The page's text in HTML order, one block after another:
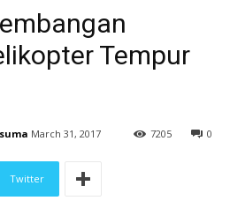
Tempur
March 31, 2017 0
7205
Twitter